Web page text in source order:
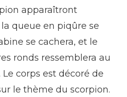
apparaîtront
queue en piqûre se
se cachera, et le
ronds ressemblera au
Le corps est décoré de
le thème du scorpion.